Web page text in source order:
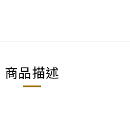
商品描述